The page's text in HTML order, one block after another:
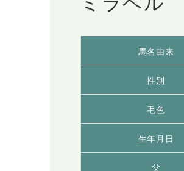
馬名由来
性別
毛色
生年月日
父